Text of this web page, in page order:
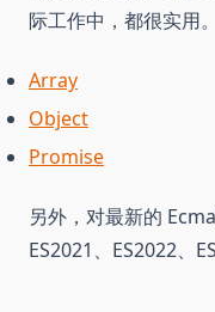
际工作中，都很实用。
Array
Object
Promise
另外，对最新的
ES2021、ES2022、